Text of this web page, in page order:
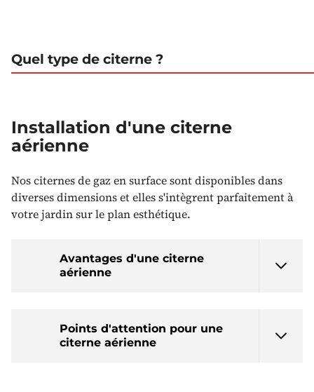
Quel type de citerne ?
Installation d'une citerne
aérienne
Nos citernes de gaz en surface sont disponibles dans
diverses dimensions et elles s'intègrent parfaitement à
votre jardin sur le plan esthétique.
Avantages d'une citerne
aérienne
Points d'attention pour une
citerne aérienne